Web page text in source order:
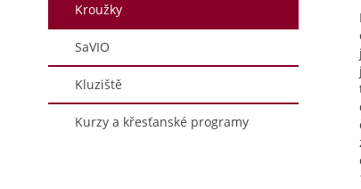
Kroužky
SaVIO
Kluziště
Kurzy a křesťanské programy